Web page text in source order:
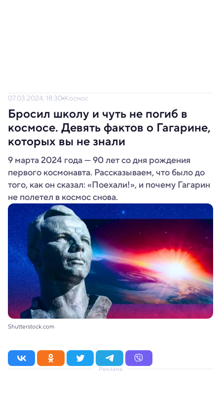
07.03.2024, 18:30 Космос
Бросил школу и чуть не погиб в
космосе. Девять фактов о Гагарине,
которых вы не знали
9 марта 2024 года — 90 лет со дня рождения
первого космонавта. Рассказываем, что было до
того, как он сказал: «Поехали!», и почему Гагарин
не полетел в космос снова.
Shutterstock.com
Реклама